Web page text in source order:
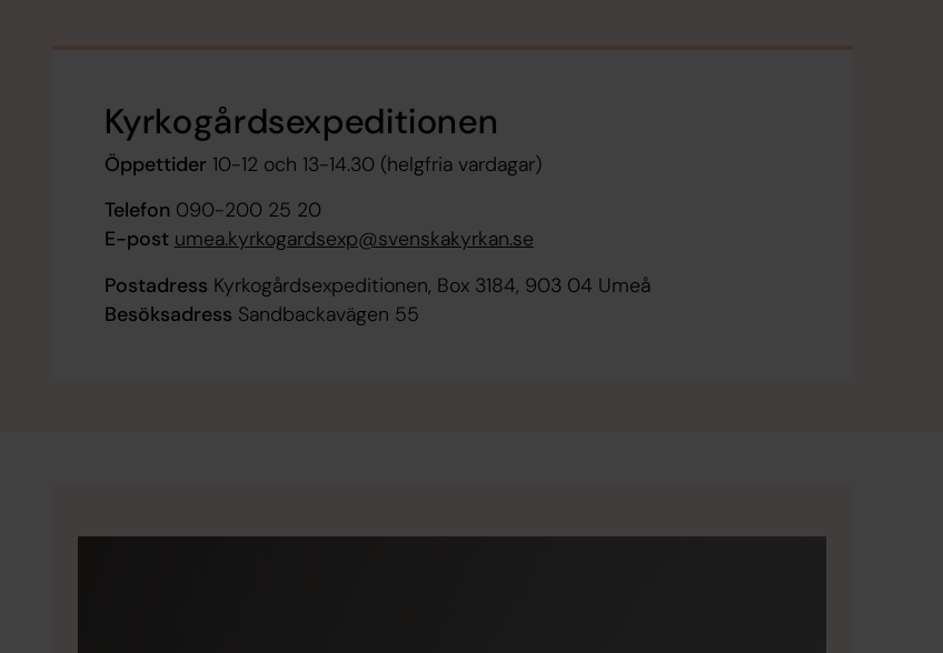
Kyrkogårdsexpeditionen
Öppettider 10-12 och 13-14.30 (helgfria vardagar)
Telefon 090-200 25 20
E-post umea.kyrkogardsexp@svenskakyrkan.se
Postadress Kyrkogårdsexpeditionen, Box 3184, 903 04 Umeå
Besöksadress Sandbackavägen 55